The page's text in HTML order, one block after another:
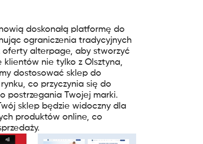
doskonałą platformę do
ograniczenia tradycyjnych
oferty alterpage, aby stworzyć
nie tylko z Olsztyna,
dostosować sklep do
co przyczynia się do
postrzegania Twojej marki.
sklep będzie widoczny dla
produktów online, co